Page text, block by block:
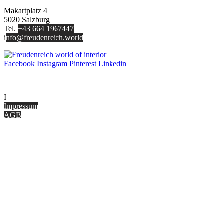
Makartplatz 4
5020 Salzburg
Tel. +43 664 1967447
info@freudenreich.world
Facebook Instagram Pinterest Linkedin
I
Impressum
AGB